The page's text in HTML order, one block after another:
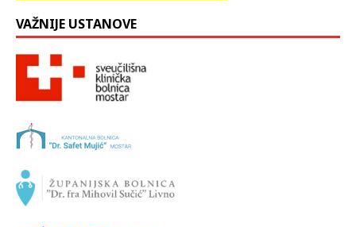
VAŽNIJE USTANOVE